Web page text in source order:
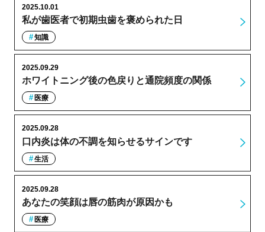
私が歯医者で初期虫歯を褒められた日
2025.10.01
知識
ホワイトニング後の色戻りと通院頻度の関係
2025.09.29
医療
口内炎は体の不調を知らせるサインです
2025.09.28
生活
あなたの笑顔は唇の筋肉が原因かも
2025.09.28
医療